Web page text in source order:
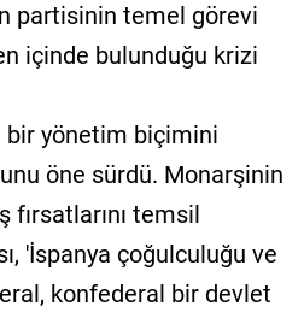
partisinin temel görevi
içinde bulunduğu krizi
bir yönetim biçimini
öne sürdü. Monarşinin
temsil
'İspanya çoğulculuğu ve
konfederal bir devlet